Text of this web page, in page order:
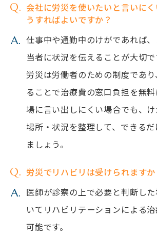
会社に労災を使いたいと言いに
うすればよいですか？
仕事中や通勤中のけがであれば
当者に状況を伝えることが大切で
労災は労働者のための制度であ
ることで治療費の窓口負担を無
場に言い出しにくい場合でも、け
場所・状況を整理して、できる
ましょう。
労災でリハビリは受けられますか
医師が診察の上で必要と判断し
いてリハビリテーションによる
可能です。